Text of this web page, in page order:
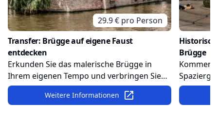
29.9€ pro Person
Transfer: Brügge auf eigene Faust
entdecken
Erkunden Sie das malerische Brügge in
Ihrem eigenen Tempo und verbringen Sie
die Stunden, wie es Ihnen am besten gefällt.
Der Bus-Shuttle bringt Sie vom Anleger
Weitere Informationen
Brügge
Kommen
Zentrum